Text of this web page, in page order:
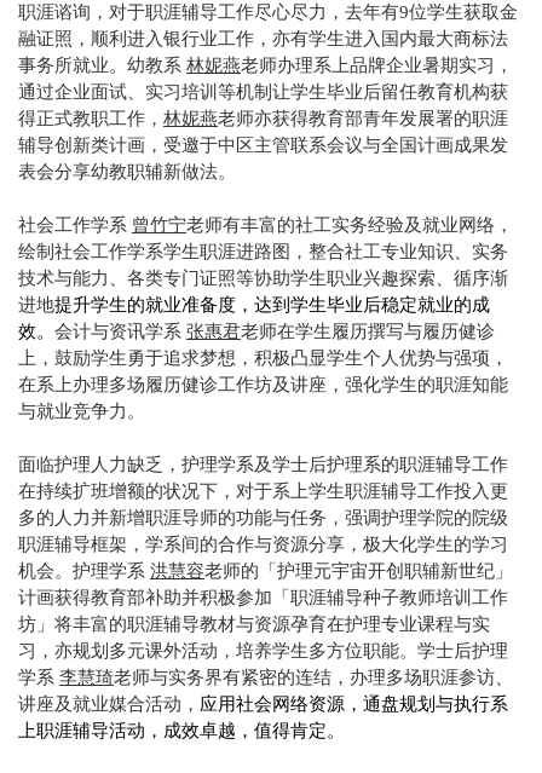
职涯谘询，对于职涯辅导工作尽心尽力，去年有9位学生获取金
融证照，顺利进入银行业工作，亦有学生进入国内最大商标法
事务所就业。幼教系 林妮燕老师办理系上品牌企业暑期实习，
通过企业面试、实习培训等机制让学生毕业后留任教育机构获
得正式教职工作， 林妮燕老师亦获得教育部青年发展署的职涯
辅导创新类计画，受邀于中区主管联系会议与全国计画成果发
表会分享幼教职辅新做法。
社会工作学系 曾竹宁老师有丰富的社工实务经验及就业网络，
绘制社会工作学系学生职涯进路图，整合社工专业知识、实务
技术与能力、各类专门证照等协助学生职业兴趣探索、循序渐
进地提升学生的就业准备度，达到学生毕业后稳定就业的成
效。 会计与资讯学系 张惠君老师在学生履历撰写与履历健诊
上，鼓励学生勇于追求梦想，积极凸显学生个人优势与强项，
在系上办理多场履历健诊工作坊及讲座，强化学生的职涯知能
与就业竞争力。
面临护理人力缺乏，护理学系及学士后护理系的职涯辅导工作
在持续扩班增额的状况下，对于系上学生职涯辅导工作投入更
多的人力并新增职涯导师的功能与任务，强调护理学院的院级
职涯辅导框架，学系间的合作与资源分享，极大化学生的学习
机会。护理学系 洪慧容老师的「护理元宇宙开创职辅新世纪」
计画获得教育部补助并积极参加「职涯辅导种子教师培训工作
坊」将丰富的职涯辅导教材与资源孕育在护理专业课程与实
习，亦规划多元课外活动，培养学生多方位职能。学士后护理
学系 李慧琦老师与实务界有紧密的连结，办理多场职涯参访、
讲座及就业媒合活动， 应用社会网络资源，通盘规划与执行系
上职涯辅导活动，成效卓越，值得肯定。